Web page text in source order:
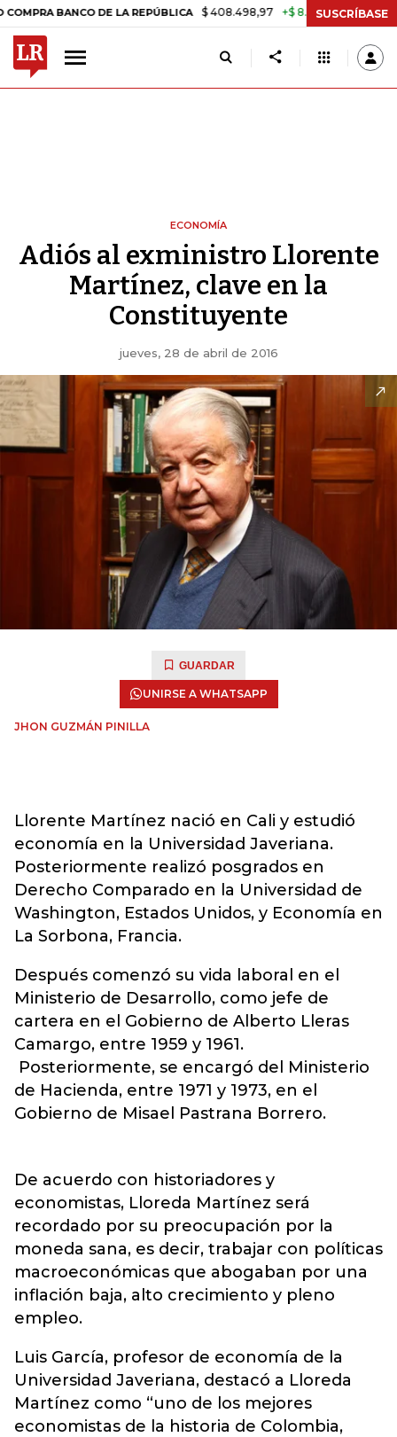
BANCO DE LA REPÚBLICA $ 408.498,97 +$ 8.753,81 +2,19% TASA
SUSCRÍBASE
ECONOMÍA
Adiós al exministro Llorente
Martínez, clave en la
Constituyente
jueves, 28 de abril de 2016
GUARDAR
UNIRSE A WHATSAPP
JHON GUZMÁN PINILLA
Llorente Martínez nació en Cali y estudió
economía en la Universidad Javeriana.
Posteriormente realizó posgrados en
Derecho Comparado en la Universidad de
Washington, Estados Unidos, y Economía en
La Sorbona, Francia.
Después comenzó su vida laboral en el
Ministerio de Desarrollo, como jefe de
cartera en el Gobierno de Alberto Lleras
Camargo, entre 1959 y 1961.
Posteriormente, se encargó del Ministerio
de Hacienda, entre 1971 y 1973, en el
Gobierno de Misael Pastrana Borrero.
De acuerdo con historiadores y
economistas, Lloreda Martínez será
recordado por su preocupación por la
moneda sana, es decir, trabajar con políticas
macroeconómicas que abogaban por una
inflación baja, alto crecimiento y pleno
empleo.
Luis García, profesor de economía de la
Universidad Javeriana, destacó a Lloreda
Martínez como “uno de los mejores
economistas de la historia de Colombia,